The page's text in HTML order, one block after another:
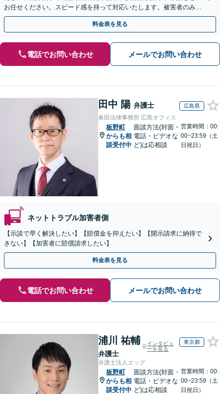
お任せください。スピード感を持って対応いたします。被害者のみな
らず加害者のご相談も可能です【夜間・休日面談可】
料金表を見る
電話でお問い合わせ メールでお問い合わせ
田中 陽 弁護士 広島県
春田法律事務所 広島オフィス
板野町
からも相
談受付中
面談方法(対面・
電話・ビデオな
ど)は応相談
営業時間：00:
00~23:59（土
日祝日）
ネットトラブル加害者側
【示談で早く解決したい】【賠償金を抑えたい】【開示請求に納得で
きない】【加害者に賠償請求したい】
料金表を見る
電話でお問い合わせ メールでお問い合わせ
浦川 祐輔
弁護士
インタビュ
ーを見る
東京都
弁護士法人エッグ
板野町
からも相
談受付中
面談方法(対面・
電話・ビデオな
ど)は応相談
営業時間：00:
00~23:59（土
日祝日）